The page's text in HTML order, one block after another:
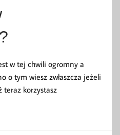
w tej chwili ogromny a
o tym wiesz zwłaszcza jeżeli
teraz korzystasz